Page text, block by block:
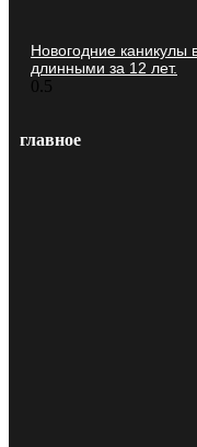
Новогодние каникулы
длинными за 12 лет.
главное